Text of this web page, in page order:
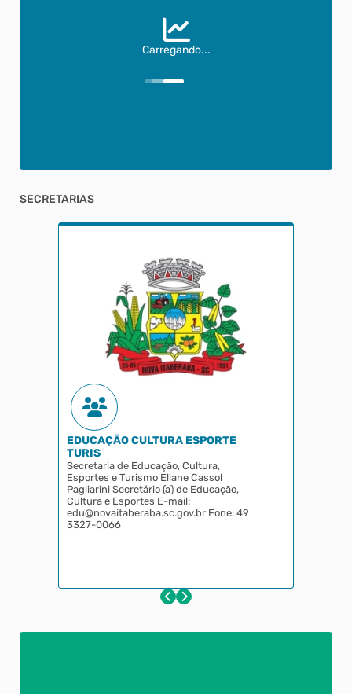
Carregando...
SECRETARIAS
EDUCAÇÃO CULTURA ESPORTE
TURIS
Secretaria de Educação, Cultura,
Esportes e Turismo Eliane Cassol
Pagliarini Secretário (a) de Educação,
Cultura e Esportes E-mail:
edu@novaitaberaba.sc.gov.br Fone: 49
3327-0066